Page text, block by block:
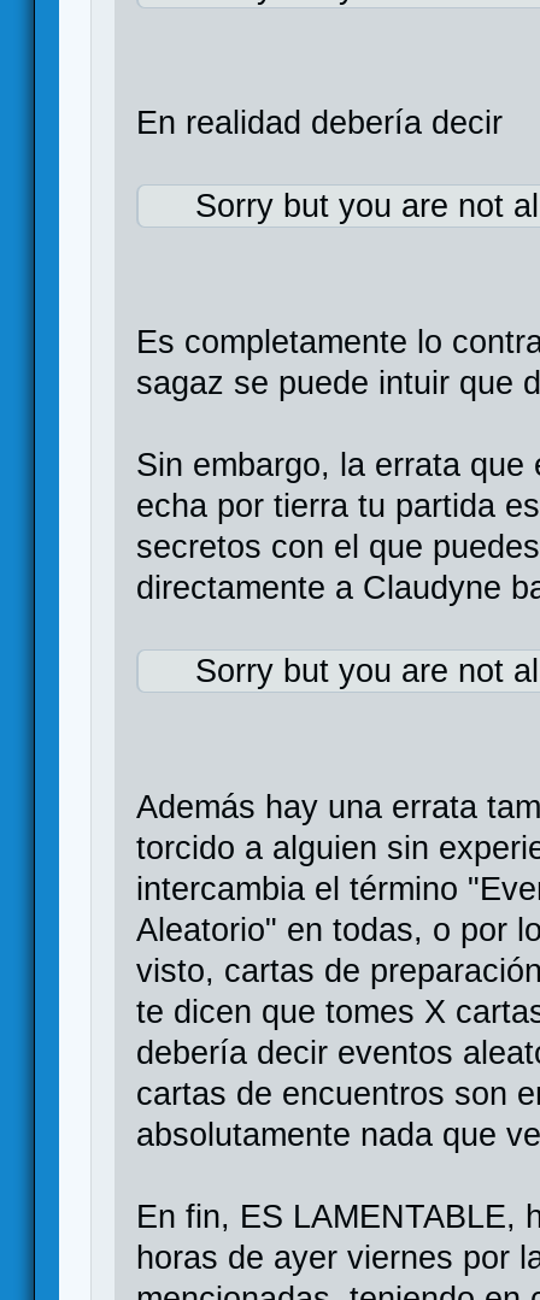
En realidad debería decir
Sorry but you are not
Es completamente lo
sagaz se puede intuir que
Sin embargo, la errata
echa por tierra tu partida
secretos con el que
directamente a Claudyne
Sorry but you are not
Además hay una errata
torcido a alguien sin
intercambia el término
Aleatorio" en todas, o por
visto, cartas de
te dicen que tomes X
debería decir eventos
cartas de encuentros son
absolutamente nada que
En fin, ES LAMENTABLE,
horas de ayer viernes por